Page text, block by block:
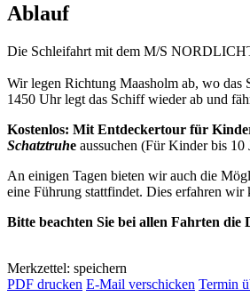
Ablauf
Die Schleifahrt mit dem M/S
Wir legen Richtung Maasholm ab, wo das
1450 Uhr legt das Schiff wieder ab und
Kostenlos: Mit Entdeckertour für
Schatztruhe aussuchen (Für Kinder bis 10
An einigen Tagen bieten wir auch die
eine Führung stattfindet. Dies erfahren
Bitte beachten Sie bei allen Fahrten die
Merkzettel: speichern
PDF drucken E-Mail verschicken Termin